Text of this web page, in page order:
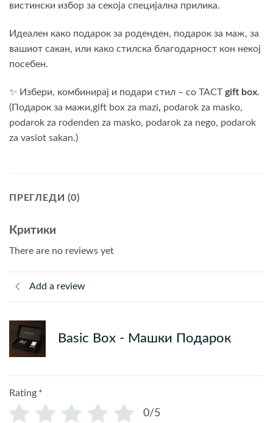
вистински избор за секоја специјална прилика.
Идеален како подарок за роденден, подарок за маж, за
вашиот сакан, или како стилска благодарност кон некој
посебен.
✨ Избери, комбинирај и подари стил – со TACTgift box.
(Подарок за мажи,gift box za mazi, podarok za masko,
podarok za rodenden za masko, podarok za nego, podarok
za vasiot sakan.)
ПРЕГЛЕДИ (0)
Критики
There are no reviews yet
Add a review
Basic Box - Машки Подарок
Rating *
0/5